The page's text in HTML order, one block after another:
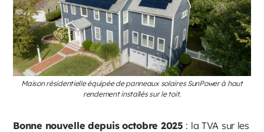
Maison résidentielle équipée de panneaux solaires SunPower à haut
rendement installés sur le toit.
Bonne nouvelle depuis octobre 2025 : la TVA sur les